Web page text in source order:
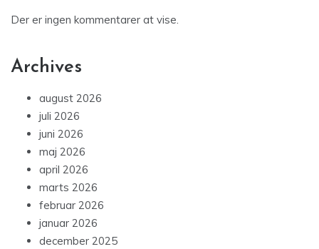
Der er ingen kommentarer at vise.
Archives
august 2026
juli 2026
juni 2026
maj 2026
april 2026
marts 2026
februar 2026
januar 2026
december 2025